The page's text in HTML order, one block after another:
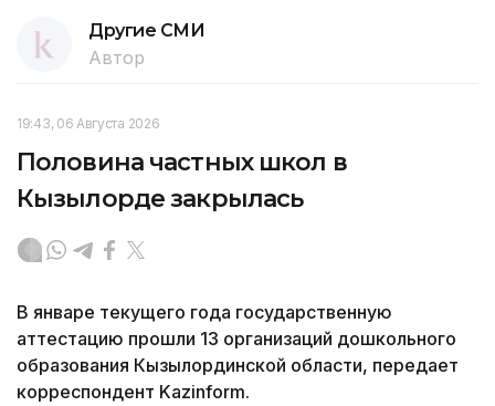
Другие СМИ
Автор
19:43, 06 Августа 2026
Половина частных школ в
Кызылорде закрылась
В январе текущего года государственную
аттестацию прошли 13 организаций дошкольного
образования Кызылординской области, передает
корреспондент Kazinform.